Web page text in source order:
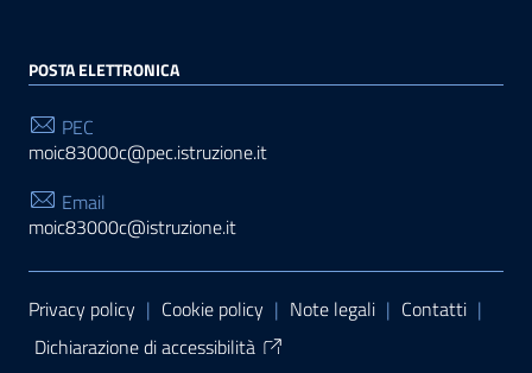
POSTA ELETTRONICA
PEC
moic83000c@pec.istruzione.it
Email
moic83000c@istruzione.it
Sezione Link Utili
Privacy policy | Cookie policy | Note legali | Contatti |
Dichiarazione di accessibilità